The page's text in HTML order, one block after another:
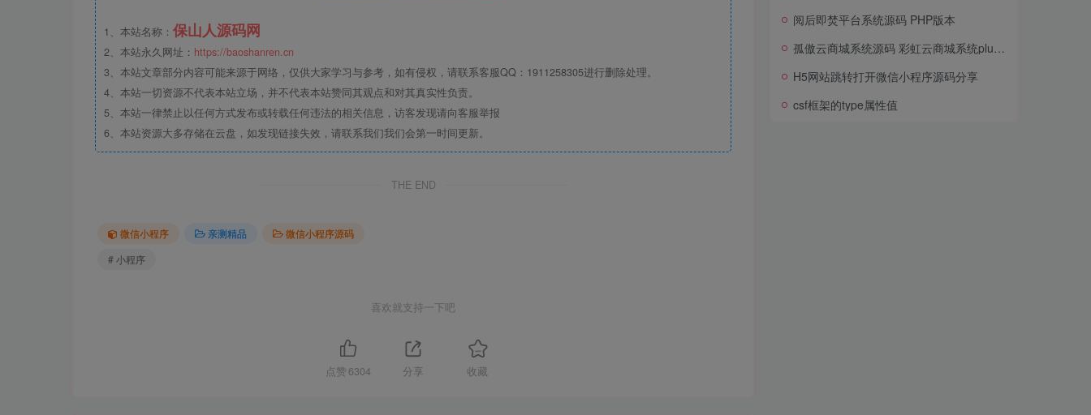
1、本站名称： 保山人源码网
2、本站永久网址： https://baoshanren.cn
3、本站文章部分内容可能来源于网络，仅供大家学习与参考，如有侵权，请联系客服QQ：1911258305进行删除处理。
4、本站一切资源不代表本站立场，并不代表本站赞同其观点和对其真实性负责。
5、本站一律禁止以任何方式发布或转载任何违法的相关信息，访客发现请向客服举报
6、本站资源大多存储在云盘，如发现链接失效，请联系我们我们会第一时间更新。
THE END
微信小程序 亲测精品
微信小程序源码
# 小程序
喜欢就支持一下吧
点赞 6304 分享 收藏
阅后即焚平台系统源码 PHP版本
孤傲云商城系统源码 彩虹云商城系统plus史诗级增强版
H5网站跳转打开微信小程序源码分享
csf框架的type属性值